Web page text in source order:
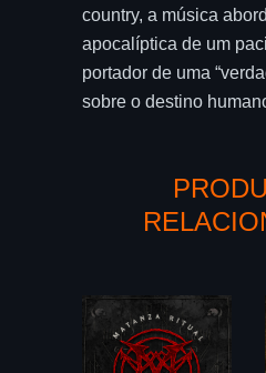
country, a música
apocalíptica de um
portador de uma
sobre o destino